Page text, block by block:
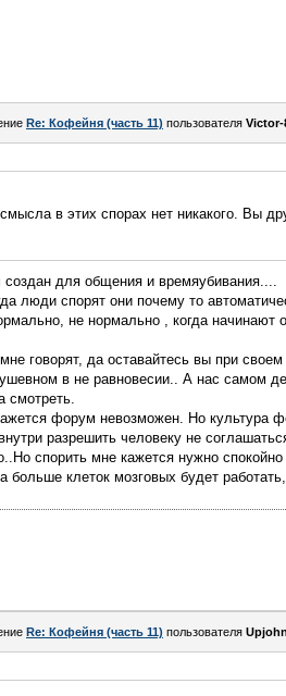
Re: Кофейня (часть 11) пользователя Victor-
в этих спорах нет никакого. Вы
для общения и времяубивания....
люди спорят они почему то
не нормально , когда начинают
говорят, да оставайтесь вы при
в не равновесии.. А нас самом
смотреть.
форум невозможен. Но культура
разрешить человеку не
спорить мне кажется нужно
больше клеток мозговых будет
Re: Кофейня (часть 11) пользователя Upjohn